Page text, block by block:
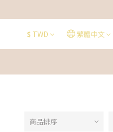
$ TWD 繁體中文
商品排序